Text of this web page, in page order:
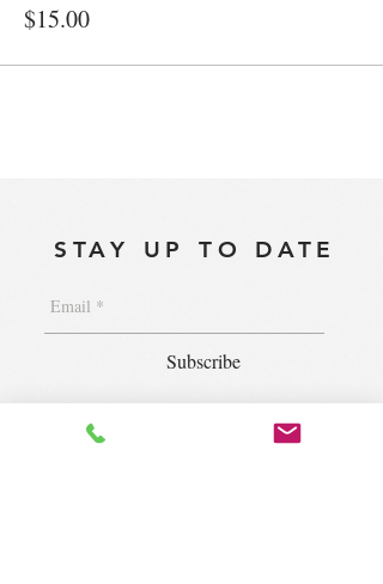
$15.00
STAY UP TO DATE
Subscribe
1400 S. Wolf Rd. Suite 100, Wheeling,